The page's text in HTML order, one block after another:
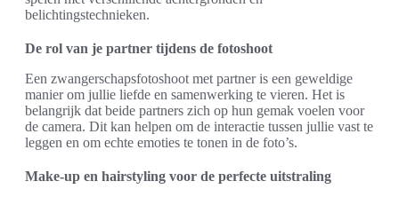
belichtingstechnieken.
De rol van je partner tijdens de fotoshoot
Een zwangerschapsfotoshoot met partner is een geweldige
manier om jullie liefde en samenwerking te vieren. Het is
belangrijk dat beide partners zich op hun gemak voelen voor
de camera. Dit kan helpen om de interactie tussen jullie vast te
leggen en om echte emoties te tonen in de foto’s.
Make-up en hairstyling voor de perfecte uitstraling